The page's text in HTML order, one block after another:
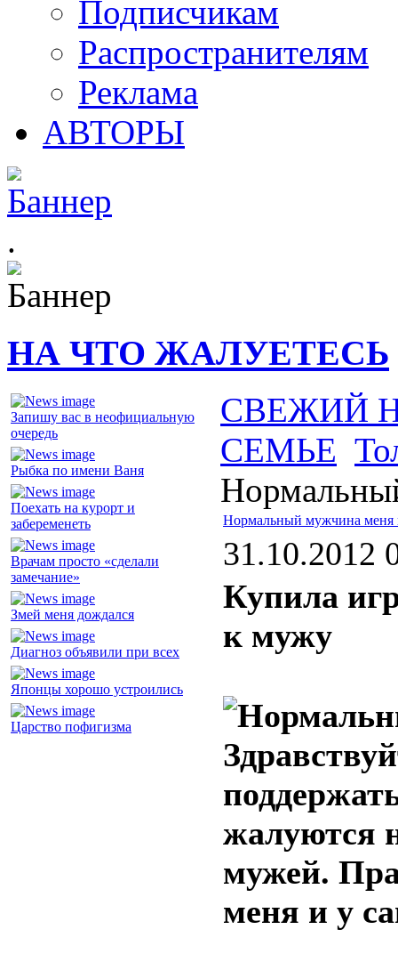
Подписчикам
Распространителям
Реклама
АВТОРЫ
.
НА ЧТО ЖАЛУЕТЕСЬ
Запишу вас в неофициальную
очередь
Рыбка по имени Ваня
Поехать на курорт и
забеременеть
Врачам просто «сделали
замечание»
Змей меня дождался
Диагноз объявили при всех
Японцы хорошо устроились
Царство пофигизма
СВЕЖИЙ
СЕМЬЕ
Нормальный мужчина меня
31.10.2012
Купила
к мужу
жалуются
мужей.
меня и у